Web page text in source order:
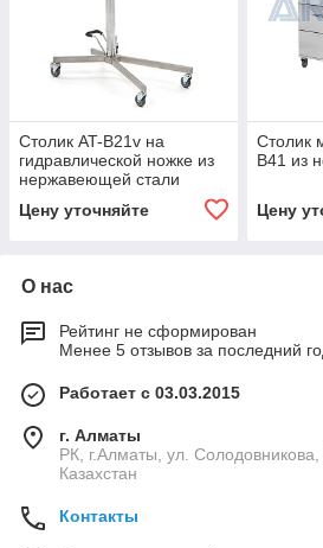
Столик AT-B21v на
гидравлической ножке из
нержавеющей стали
Цену уточняйте
Столик
B41 из
Цену
О нас
Рейтинг не сформирован
Менее 5 отзывов за последний
Работает с 03.03.2015
г. Алматы
РК, г.Алматы, ул.
Казахстан
Контакты